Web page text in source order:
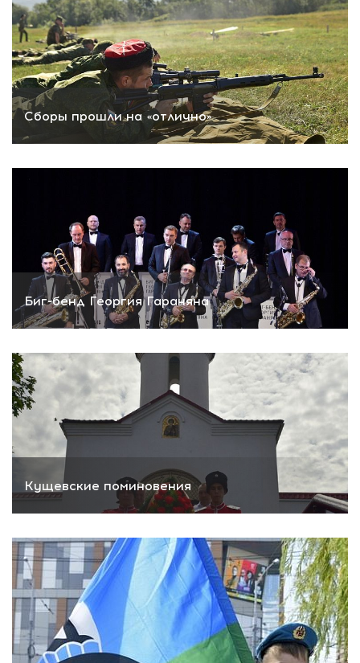
Сборы прошли на «отлично»
Биг-бенд Георгия Гараняна
Кущевские поминовения